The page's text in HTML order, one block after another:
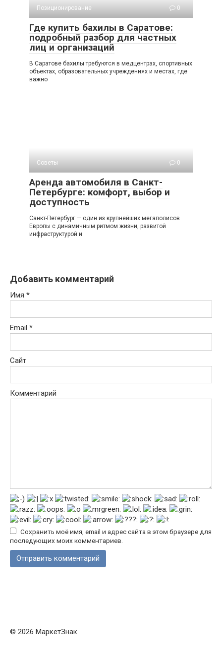
Позиционирование 0
Где купить бахилы в Саратове:
подробный разбор для частных
лиц и организаций
В Саратοве бахилы требуются в медцентрах, спортивных
объектах, образовательных учреждениях и местах, где
важно
Советы 0
Аренда автомобиля в Санкт-
Петербурге: комфорт, выбор и
доступность
Санкт-Петербург — один из крупнейших мегаполисов
Европы с динамичным ритмом жизни, развитой
инфраструктурой и
Добавить комментарий
Имя *
Email *
Сайт
Комментарий
Сохранить моё имя, email и адрес сайта в этом браузере для
последующих моих комментариев.
© 2026 МаркетЗнак